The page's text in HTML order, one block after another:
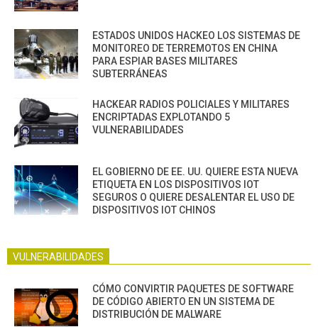
ESTADOS UNIDOS HACKEO LOS SISTEMAS DE
MONITOREO DE TERREMOTOS EN CHINA
PARA ESPIAR BASES MILITARES
SUBTERRÁNEAS
HACKEAR RADIOS POLICIALES Y MILITARES
ENCRIPTADAS EXPLOTANDO 5
VULNERABILIDADES
EL GOBIERNO DE EE. UU. QUIERE ESTA NUEVA
ETIQUETA EN LOS DISPOSITIVOS IOT
SEGUROS O QUIERE DESALENTAR EL USO DE
DISPOSITIVOS IOT CHINOS
VULNERABILIDADES
CÓMO CONVIRTIR PAQUETES DE SOFTWARE
DE CÓDIGO ABIERTO EN UN SISTEMA DE
DISTRIBUCIÓN DE MALWARE